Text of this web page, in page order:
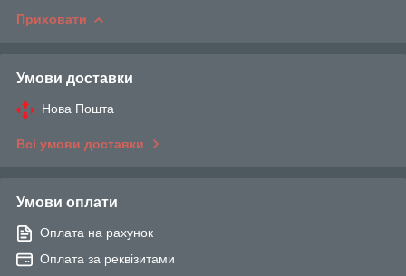
Приховати
Умови доставки
Нова Пошта
Всі умови доставки
Умови оплати
Оплата на рахунок
Оплата за реквізитами